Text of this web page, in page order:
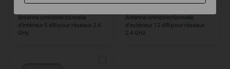
Antenne omnidirectionnelle
d'intérieur 5 dBi pour réseaux 2,4
GHz
Antenne omnidirectionnelle
d'extérieur 12 dBi pour réseaux
2,4 GHz